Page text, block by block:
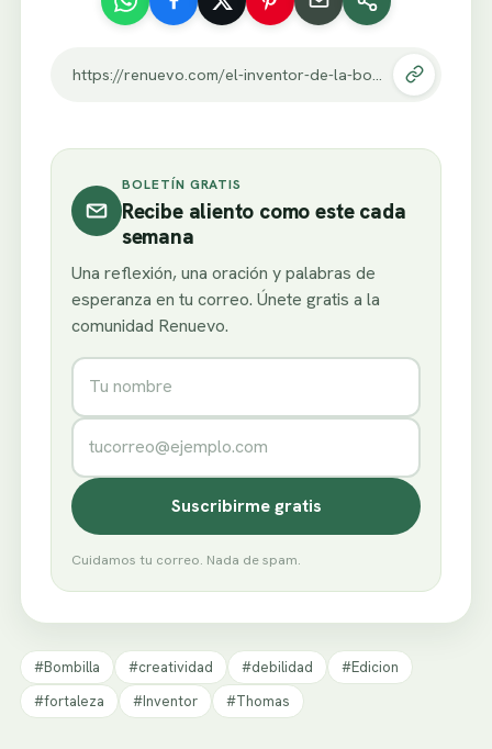
https://renuevo.com/el-inventor-de-la-bombilla.html
BOLETÍN GRATIS
Recibe aliento como este cada
semana
Una reflexión, una oración y palabras de
esperanza en tu correo. Únete gratis a la
comunidad Renuevo.
Nombre
Correo electrónico
Suscribirme gratis
Cuidamos tu correo. Nada de spam.
#Bombilla #creatividad #debilidad
#Edicion
#fortaleza
#Inventor #Thomas